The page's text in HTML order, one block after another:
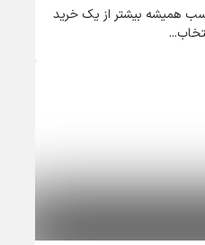
همیشه بیشتر از یک خرید